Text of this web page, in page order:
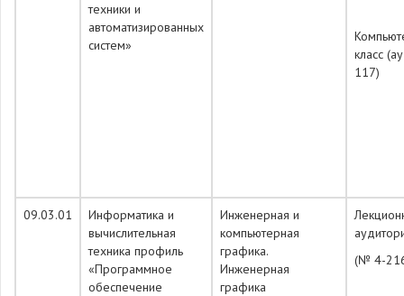
техники и
автоматизированных
систем»
класс
117)
09.03.01
Информатика и
вычислительная
техника профиль
«Программное
обеспечение
Инженерная и
компьютерная
графика.
Инженерная
графика
(№ 4-